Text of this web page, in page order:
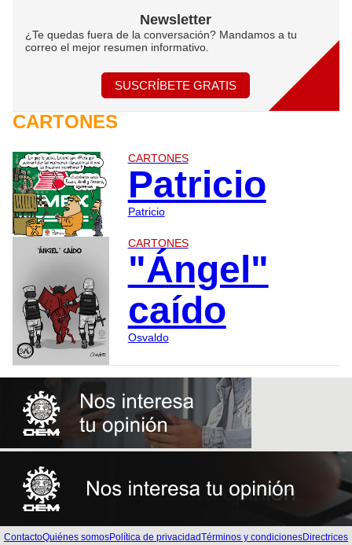
Newsletter
¿Te quedas fuera de la conversación? Mandamos a tu
correo el mejor resumen informativo.
SUSCRÍBETE GRATIS
CARTONES
CARTONES
Patricio
Patricio
CARTONES
"Ángel"
caído
Osvaldo
ContactoQuiénes somosPolítica de privacidadTérminos y condicionesDirectrices